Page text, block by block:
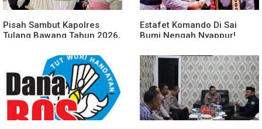
Pisah Sambut Kapolres
Tulang Bawang Tahun 2026,
Forkopimda untuk Menjaga
Stabilitas Daerah
Estafet Komando Di Sai
Bumi Nengah Nyappur!
Dan Penyerahan Tunggul
Kesatuan Polres Tulang
Bawang Berlangsung
Spektakuler